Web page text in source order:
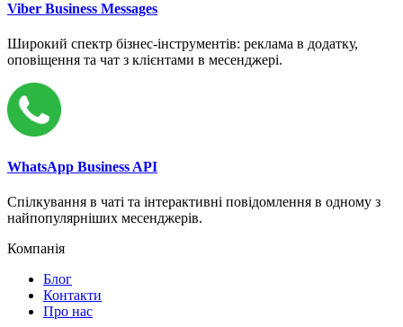
Viber Business Messages
Широкий спектр бізнес-інструментів: реклама в додатку,
оповіщення та чат з клієнтами в месенджері.
WhatsApp Business API
Спілкування в чаті та інтерактивні повідомлення в одному з
найпопулярніших месенджерів.
Компанія
Блог
Контакти
Про нас